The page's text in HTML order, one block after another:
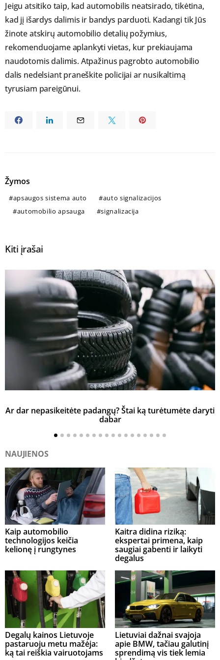
Jeigu atsitiko taip, kad automobilis neatsirado, tikėtina,
kad jį išardys dalimis ir bandys parduoti. Kadangi tik Jūs
žinote atskirų automobilio detalių požymius,
rekomenduojame aplankyti vietas, kur prekiaujama
naudotomis dalimis. Atpažinus pagrobto automobilio
dalis nedelsiant praneškite policijai ar nusikaltimą
tyrusiam pareigūnui.
Žymos
apsaugos sistema auto
auto signalizacijos
automobilio apsauga
signalizacija
Kiti įrašai
Ar dar nepasikeitėte padangų? Štai ką turėtumėte daryti
dabar
NAUJIENOS
Kaip automobilio
technologijos keičia
kelionę į rungtynes
Kaitra didina riziką:
ekspertai primena, kaip
saugiai gabenti ir laikyti
degalus
Degalų kainos Lietuvoje
pastaruoju metu mažėja:
ką tai reiškia vairuotojams
Lietuviai dažnai svajoja
apie BMW, tačiau galutinį
sprendimą vis tiek lemia